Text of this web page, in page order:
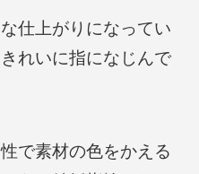
仕上がりになってい
れいに指になじんで
で素材の色をかえる